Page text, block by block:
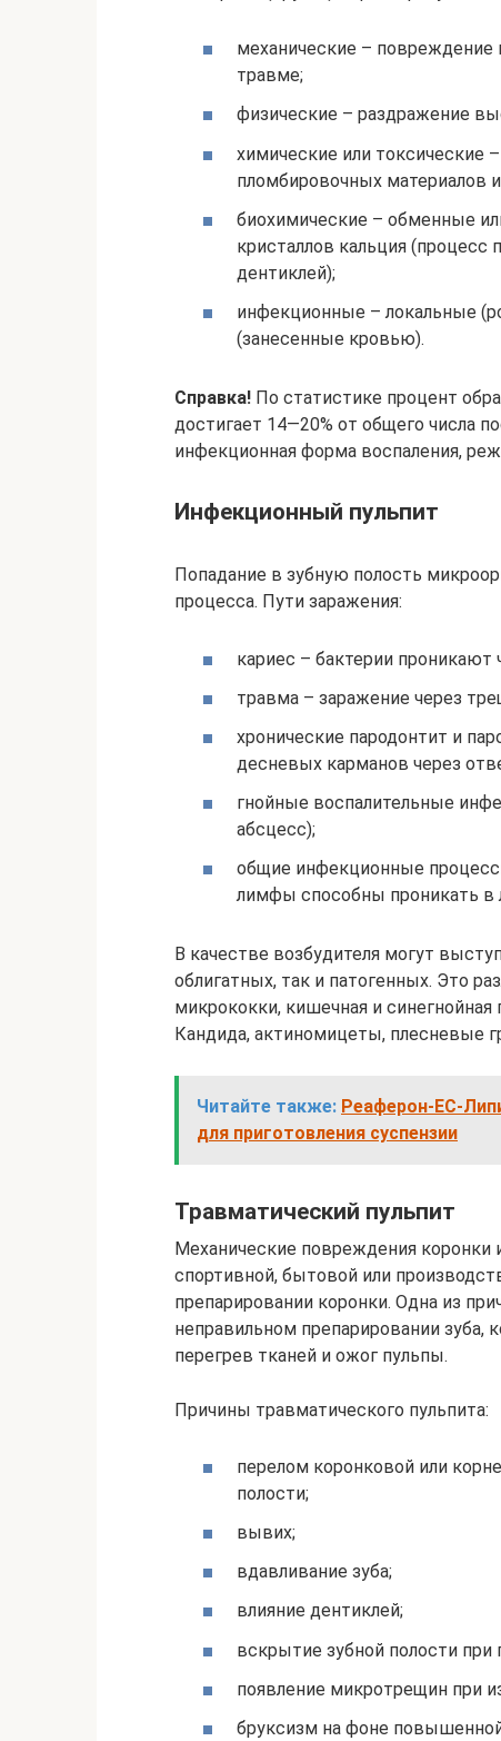
механические – повреждение
травме;
физические – раздражение
химические или токсические
пломбировочных материалов
биохимические – обменные
кристаллов кальция
дентиклей);
инфекционные – локальные
(занесенные кровью).
Справка! По статистике процент
достигает 14—20% от общего числа
инфекционная форма воспаления,
Инфекционный пульпит
Попадание в зубную полость
процесса. Пути заражения:
кариес – бактерии проникают
травма – заражение через
хронические пародонтит и
десневых карманов через
гнойные воспалительные
абсцесс);
общие инфекционные
лимфы способны проникать в
В качестве возбудителя могут
облигатных, так и патогенных. Это
микрококки, кишечная и
Кандида, актиномицеты, плесневые
Читайте также: Реаферон-ЕС-
для приготовления суспензии
Травматический пульпит
Механические повреждения коронки
спортивной, бытовой или
препарировании коронки. Одна из
неправильном препарировании
перегрев тканей и ожог пульпы.
Причины травматического пульпита:
перелом коронковой или
полости;
вывих;
вдавливание зуба;
влияние дентиклей;
вскрытие зубной полости при
появление микротрещин при
бруксизм на фоне